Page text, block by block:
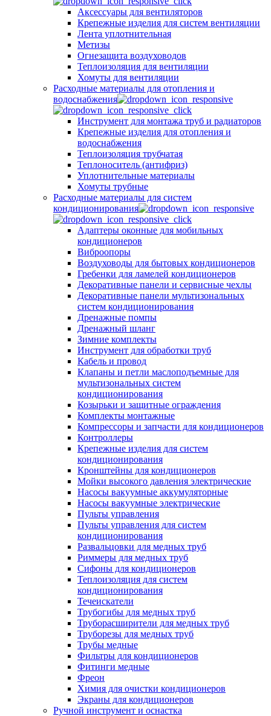
Аксессуары для вентиляторов
Крепежные изделия для систем вентиляции
Лента уплотнительная
Метизы
Огнезащита воздуховодов
Теплоизоляция для вентиляции
Хомуты для вентиляции
Расходные материалы для отопления и
водоснабжения
Инструмент для монтажа труб и радиаторов
Крепежные изделия для отопления и
водоснабжения
Теплоизоляция трубчатая
Теплоноситель (антифриз)
Уплотнительные материалы
Хомуты трубные
Расходные материалы для систем
кондиционирования
Адаптеры оконные для мобильных
кондиционеров
Виброопоры
Воздуховоды для бытовых кондиционеров
Гребенки для ламелей кондиционеров
Декоративные панели и сервисные чехлы
Декоративные панели мультизональных
систем кондиционирования
Дренажные помпы
Дренажный шланг
Зимние комплекты
Инструмент для обработки труб
Кабель и провод
Клапаны и петли маслоподъемные для
мультизональных систем
кондиционирования
Козырьки и защитные ограждения
Комплекты монтажные
Компрессоры и запчасти для кондиционеров
Контроллеры
Крепежные изделия для систем
кондиционирования
Кронштейны для кондиционеров
Мойки высокого давления электрические
Насосы вакуумные аккумуляторные
Насосы вакуумные электрические
Пульты управления
Пульты управления для систем
кондиционирования
Развальцовки для медных труб
Риммеры для медных труб
Сифоны для кондиционеров
Теплоизоляция для систем
кондиционирования
Течеискатели
Трубогибы для медных труб
Труборасширители для медных труб
Труборезы для медных труб
Трубы медные
Фильтры для кондиционеров
Фитинги медные
Фреон
Химия для очистки кондиционеров
Экраны для кондиционеров
Ручной инструмент и оснастка